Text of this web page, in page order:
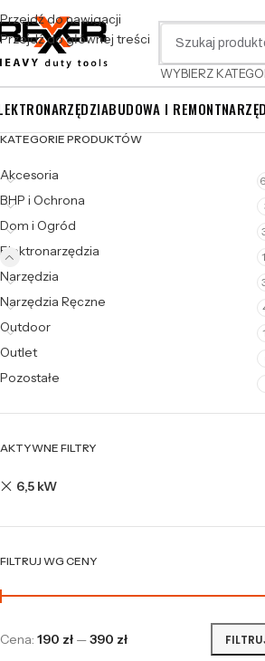
Przejdź do nawigacji
Przejdź do głównej treści
WYBIERZ
BUDOWA I REMONT
KATEGORIE PRODUKTÓW
Akcesoria
BHP i Ochrona
Dom i Ogród
Elektronarzędzia
Narzędzia
Narzędzia Ręczne
Outdoor
Outlet
Pozostałe
AKTYWNE FILTRY
6,5 kW
FILTRUJ WG CENY
Cena: 190 zł —390 zł